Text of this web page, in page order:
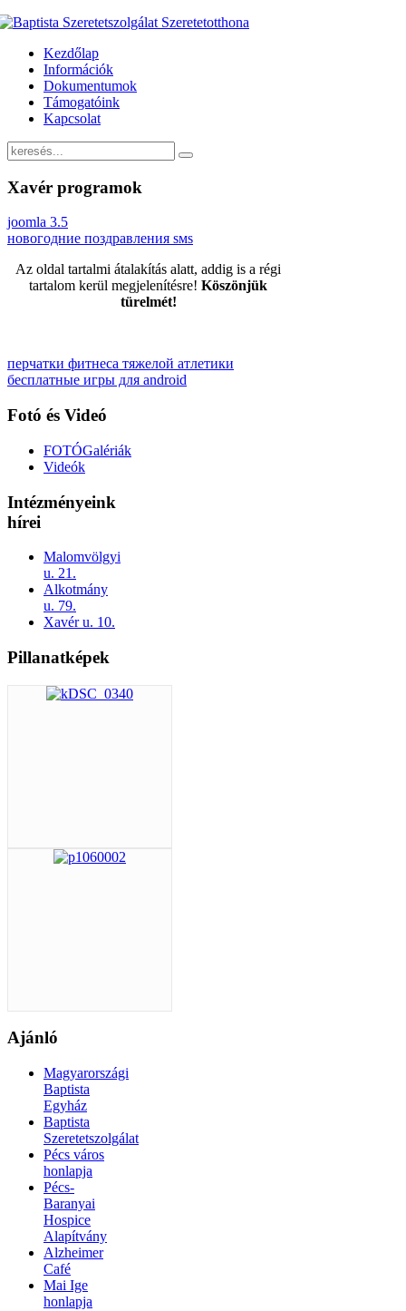
Kezdőlap
Információk
Dokumentumok
Támogatóink
Kapcsolat
Xavér programok
joomla 3.5
новогодние поздравления sмs
Az oldal tartalmi átalakítás alatt, addig is a régi
tartalom kerül megjelenítésre!Köszönjük
türelmét!
перчатки фитнеса тяжелой атлетики
бесплатные игры для android
Fotó és Videó
FOTÓGalériák
Videók
Intézményeink
hírei
Malomvölgyi
u. 21.
Alkotmány
u. 79.
Xavér u. 10.
Pillanatképek
Ajánló
Magyarországi
Baptista
Egyház
Baptista
Szeretetszolgálat
Pécs város
honlapja
Pécs-
Baranyai
Hospice
Alapítvány
Alzheimer
Café
Mai Ige
honlapja